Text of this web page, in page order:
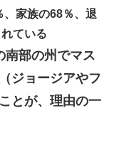
家族の68％、退
ている
南部の州でマス
ジョージアやフ
とが、理由の一